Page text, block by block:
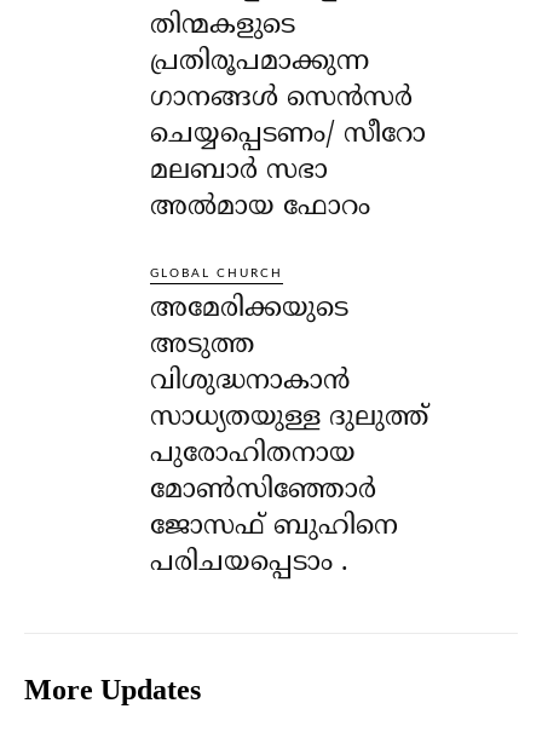
തിന്മകളുടെ
പ്രതിരൂപമാക്കുന്ന
ഗാനങ്ങൾ സെൻസർ
ചെയ്യപ്പെടണം/ സീറോ
മലബാർ സഭാ
അൽമായ ഫോറം
GLOBAL CHURCH
അമേരിക്കയുടെ
അടുത്ത
വിശുദ്ധനാകാൻ
സാധ്യതയുള്ള ദുലുത്ത്
പുരോഹിതനായ
മോൺസിഞ്ഞോർ
ജോസഫ് ബുഹിനെ
പരിചയപ്പെടാം .
More Updates